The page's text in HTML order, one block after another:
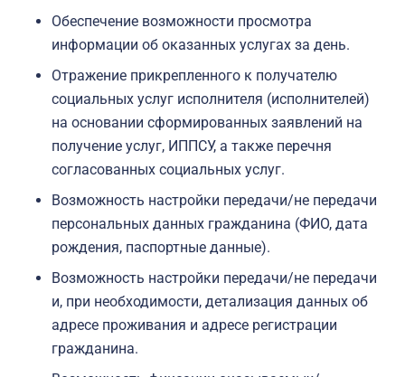
Обеспечение возможности просмотра
информации об оказанных услугах за день.
Отражение прикрепленного к получателю
социальных услуг исполнителя (исполнителей)
на основании сформированных заявлений на
получение услуг, ИППСУ, а также перечня
согласованных социальных услуг.
Возможность настройки передачи/не передачи
персональных данных гражданина (ФИО, дата
рождения, паспортные данные).
Возможность настройки передачи/не передачи
и, при необходимости, детализация данных об
адресе проживания и адресе регистрации
гражданина.